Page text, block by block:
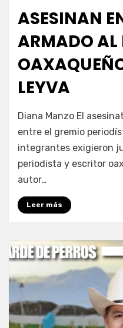
ASESINAN
ARMADO AL
LEYVA
Fernando Miranda
Diana Manzo El
entre el gremio
integrantes exigieron
periodista y escritor
autor…
Leer más